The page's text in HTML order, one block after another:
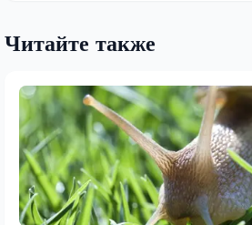
Читайте также